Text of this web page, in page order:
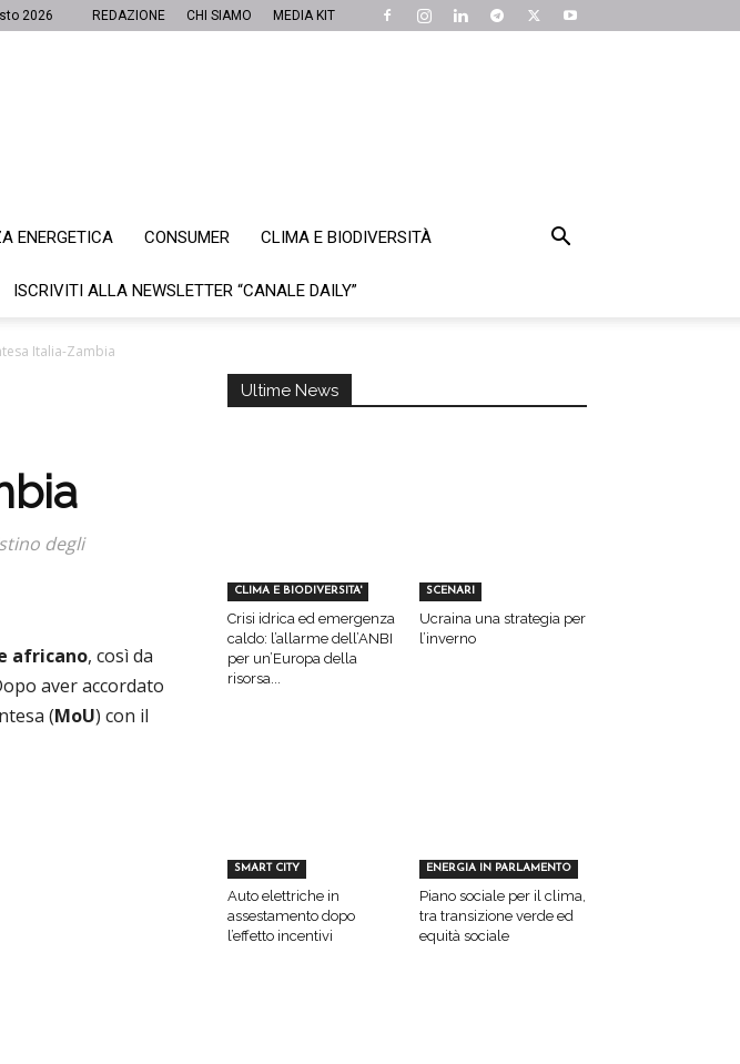
2026 REDAZIONE CHI SIAMO MEDIA KIT
ENERGETICA CONSUMER CLIMA E BIODIVERSITÀ
ISCRIVITI ALLA NEWSLETTER “CANALE DAILY”
Italia-Zambia
degli
africano, così da
aver accordato
(MoU) con il
Ultime News
CLIMA E BIODIVERSITA'
Crisi idrica ed emergenza
caldo: l’allarme dell’ANBI
per un’Europa della
risorsa...
SCENARI
Ucraina una strategia per
l’inverno
SMART CITY
Auto elettriche in
assestamento dopo
l’effetto incentivi
ENERGIA IN PARLAMENTO
Piano sociale per il clima,
tra transizione verde ed
equità sociale